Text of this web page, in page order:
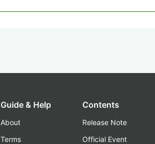
Guide & Help
About
Terms
Contents
Release Note
Official Event